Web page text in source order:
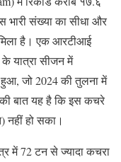
भारी संख्या का सीधा और
है। एक आरटीआई
यात्रा सीजन में
हुआ, जो 2024 की तुलना में
बात यह है कि इस कचरे
नहीं हो सका।
में 72 टन से ज्यादा कचरा